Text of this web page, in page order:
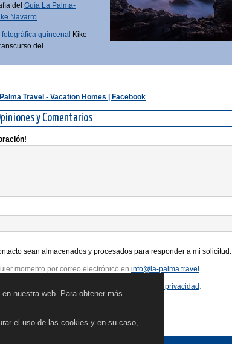
del Guía La Palma-
Navarro.
quincenal Kike
del
Travel - Vacation Homes | Facebook
y Comentarios
sean almacenados y procesados para responder a mi solicitud.
momento por correo electrónico en info@la-palma.travel .
política de privacidad .
nuestra web. Para obtener más
el uso de las cookies y en su caso,